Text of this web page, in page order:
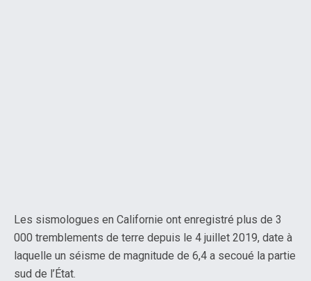
Les sismologues en Californie ont enregistré plus de 3
000 tremblements de terre depuis le 4 juillet 2019, date à
laquelle un séisme de magnitude de 6,4 a secoué la partie
sud de l’État.